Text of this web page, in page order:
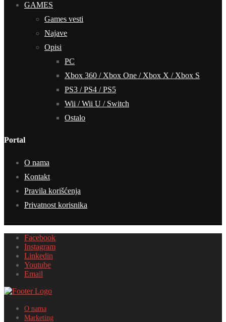
GAMES
Games vesti
Najave
Opisi
PC
Xbox 360 / Xbox One / Xbox X / Xbox S
PS3 / PS4 / PS5
Wii / Wii U / Switch
Ostalo
Portal
O nama
Kontakt
Pravila korišćenja
Privatnost korisnika
Facebook
Instagram
Linkedin
Youtube
Email
O nama
Marketing